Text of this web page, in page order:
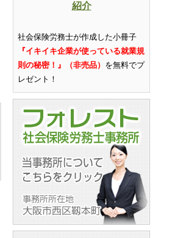
紹介
社会保険労務士が作成した小冊子
『イキイキ企業が使っている就業規
則の秘密！』（非売品） を無料でプ
レゼント ！